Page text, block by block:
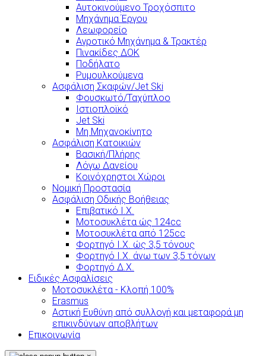
Αυτοκινούμενο Τροχόσπιτο
Μηχάνημα Έργου
Λεωφορείο
Αγροτικό Μηχάνημα & Τρακτέρ
Πινακίδες ΔΟΚ
Ποδήλατο
Ρυμουλκούμενα
Ασφάλιση Σκαφών/Jet Ski
Φουσκωτό/Ταχύπλοο
Ιστιοπλοϊκό
Jet Ski
Μη Μηχανοκίνητο
Ασφάλιση Κατοικιών
Βασική/Πλήρης
Λόγω Δανείου
Κοινόχρηστοι Χώροι
Νομική Προστασία
Ασφάλιση Οδικής Βοήθειας
Επιβατικό Ι.Χ.
Μοτοσυκλέτα ώς 124cc
Μοτοσυκλέτα από 125cc
Φορτηγό Ι.Χ. ώς 3,5 τόνους
Φορτηγό Ι.Χ. άνω των 3,5 τόνων
Φορτηγό Δ.Χ.
Ειδικές Ασφαλίσεις
Μοτοσυκλέτα - Κλοπή 100%
Erasmus
Αστική Ευθύνη από συλλογή και μεταφορά μη
επικινδύνων αποβλήτων
Επικοινωνία